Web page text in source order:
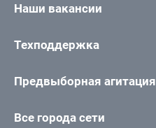
Наши вакансии
Техподдержка
Предвыборная агитация
Все города сети